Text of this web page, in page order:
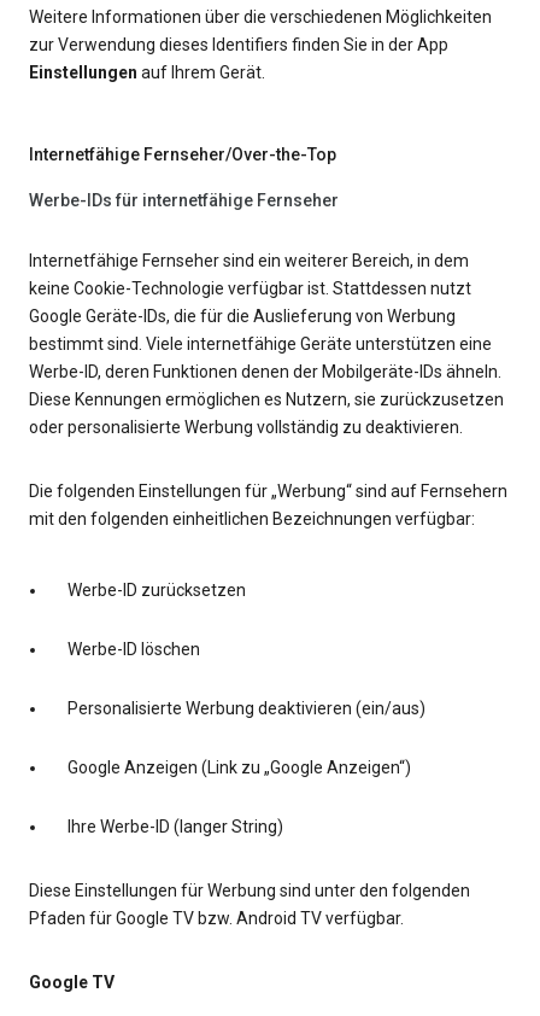
Weitere Informationen über die verschiedenen Möglichkeiten
zur Verwendung dieses Identifiers finden Sie in der App
Einstellungen auf Ihrem Gerät.
Internetfähige Fernseher/Over-the-Top
Werbe-IDs für internetfähige Fernseher
Internetfähige Fernseher sind ein weiterer Bereich, in dem
keine Cookie-Technologie verfügbar ist. Stattdessen nutzt
Google Geräte-IDs, die für die Auslieferung von Werbung
bestimmt sind. Viele internetfähige Geräte unterstützen eine
Werbe-ID, deren Funktionen denen der Mobilgeräte-IDs ähneln.
Diese Kennungen ermöglichen es Nutzern, sie zurückzusetzen
oder personalisierte Werbung vollständig zu deaktivieren.
Die folgenden Einstellungen für „Werbung“ sind auf Fernsehern
mit den folgenden einheitlichen Bezeichnungen verfügbar:
Werbe-ID zurücksetzen
Werbe-ID löschen
Personalisierte Werbung deaktivieren (ein/aus)
Google Anzeigen (Link zu „Google Anzeigen“)
Ihre Werbe-ID (langer String)
Diese Einstellungen für Werbung sind unter den folgenden
Pfaden für Google TV bzw. Android TV verfügbar.
Google TV